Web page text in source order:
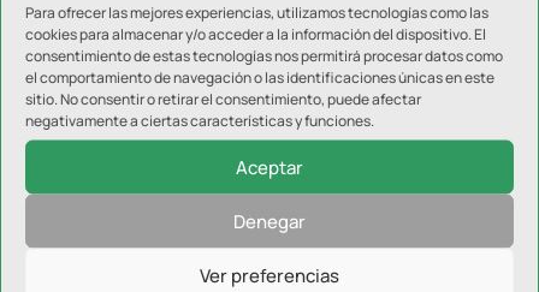
Para ofrecer las mejores experiencias, utilizamos tecnologías como las
cookies para almacenar y/o acceder a la información del dispositivo. El
consentimiento de estas tecnologías nos permitirá procesar datos como
el comportamiento de navegación o las identificaciones únicas en este
sitio. No consentir o retirar el consentimiento, puede afectar
negativamente a ciertas características y funciones.
Aceptar
Denegar
Ver preferencias
El Atlético Mancha Real vence en un igualado
partido ante el Torreperogil